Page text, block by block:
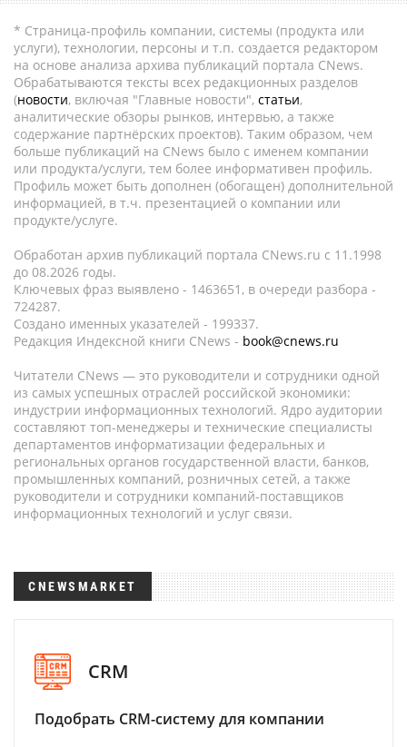
* Страница-профиль компании, системы (продукта или
услуги), технологии, персоны и т.п. создается редактором
на основе анализа архива публикаций портала CNews.
Обрабатываются тексты всех редакционных разделов
(новости, включая "Главные новости", статьи,
аналитические обзоры рынков, интервью, а также
содержание партнёрских проектов). Таким образом, чем
больше публикаций на CNews было с именем компании
или продукта/услуги, тем более информативен профиль.
Профиль может быть дополнен (обогащен) дополнительной
информацией, в т.ч. презентацией о компании или
продукте/услуге.
Обработан архив публикаций портала CNews.ru c 11.1998
до 08.2026 годы.
Ключевых фраз выявлено - 1463651, в очереди разбора -
724287.
Создано именных указателей - 199337.
Редакция Индексной книги CNews - book@cnews.ru
Читатели CNews — это руководители и сотрудники одной
из самых успешных отраслей российской экономики:
индустрии информационных технологий. Ядро аудитории
составляют топ-менеджеры и технические специалисты
департаментов информатизации федеральных и
региональных органов государственной власти, банков,
промышленных компаний, розничных сетей, а также
руководители и сотрудники компаний-поставщиков
информационных технологий и услуг связи.
CNEWSMARKET
CRM
Подобрать CRM-систему для компании